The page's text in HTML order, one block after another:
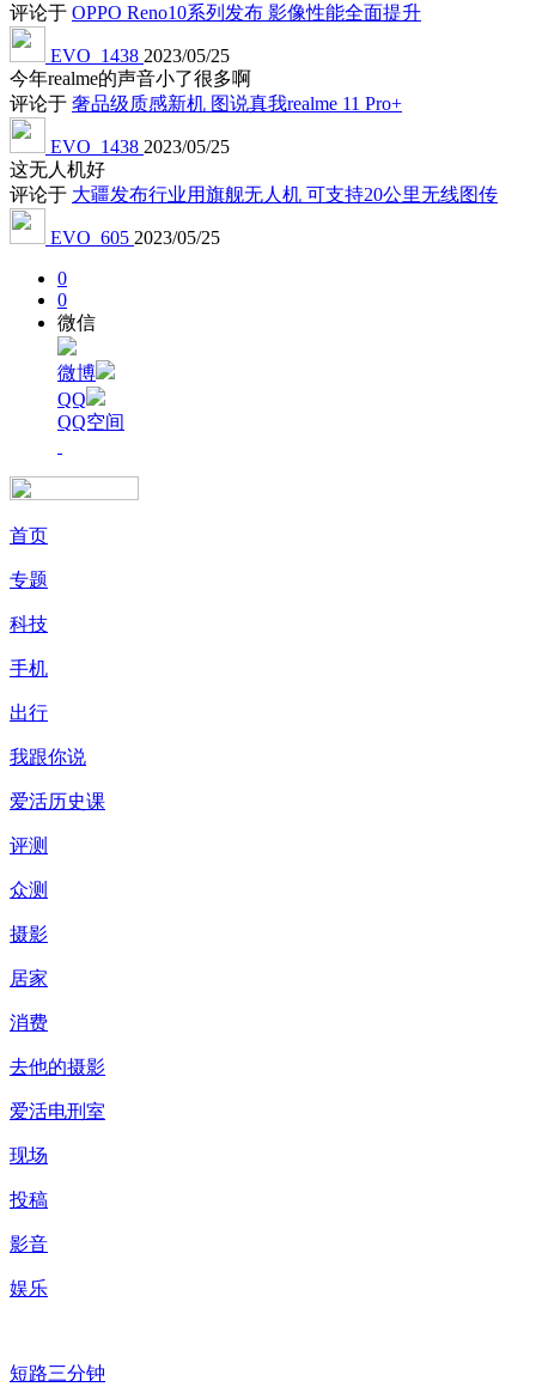
评论于 OPPO Reno10系列发布 影像性能全面提升
EVO_1438 2023/05/25
今年realme的声音小了很多啊
评论于 奢品级质感新机 图说真我realme 11 Pro+
EVO_1438 2023/05/25
这无人机好
评论于 大疆发布行业用旗舰无人机 可支持20公里无线图传
EVO_605 2023/05/25
0
0
微信
微博
QQ
QQ空间
首页
专题
科技
手机
出行
我跟你说
爱活历史课
评测
众测
摄影
居家
消费
去他的摄影
爱活电刑室
现场
投稿
影音
娱乐
短路三分钟